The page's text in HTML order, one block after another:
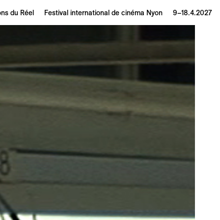
du Réel Festival international de cinéma Nyon 9–18.4.2027